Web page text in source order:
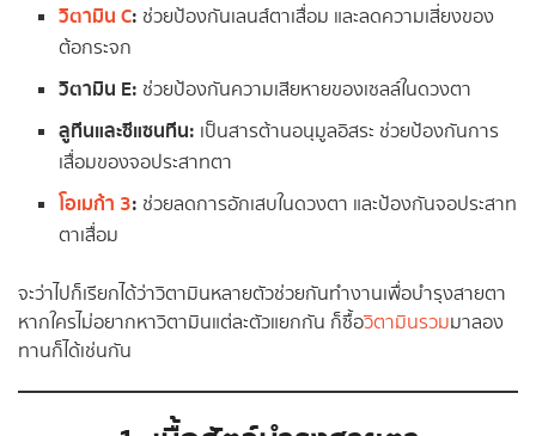
วิตามิน C: ช่วยป้องกันเลนส์ตาเสื่อม และลดความเสี่ยงของ
ต้อกระจก
วิตามิน E: ช่วยป้องกันความเสียหายของเซลล์ในดวงตา
ลูทีนและซีแซนทีน: เป็นสารต้านอนุมูลอิสระ ช่วยป้องกันการ
เสื่อมของจอประสาทตา
โอเมก้า 3: ช่วยลดการอักเสบในดวงตา และป้องกันจอประสาท
ตาเสื่อม
จะว่าไปก็เรียกได้ว่าวิตามินหลายตัวช่วยกันทำงานเพื่อบำรุงสายตา
หากใครไม่อยากหาวิตามินแต่ละตัวแยกกัน ก็ซื้อวิตามินรวมมาลอง
ทานก็ได้เช่นกัน